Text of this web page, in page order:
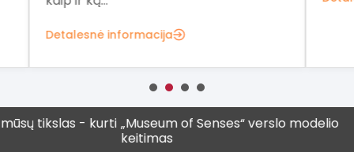
tikslas - kurti „Museum of Senses“ verslo modelio
keitimas
Vis